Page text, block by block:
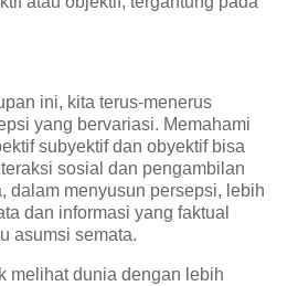
ini, kita terus-menerus
yang bervariasi. Memahami
subyektif dan obyektif bisa
sosial dan pengambilan
dalam menyusun persepsi, lebih
dan informasi yang faktual
asumsi semata.
melihat dunia dengan lebih